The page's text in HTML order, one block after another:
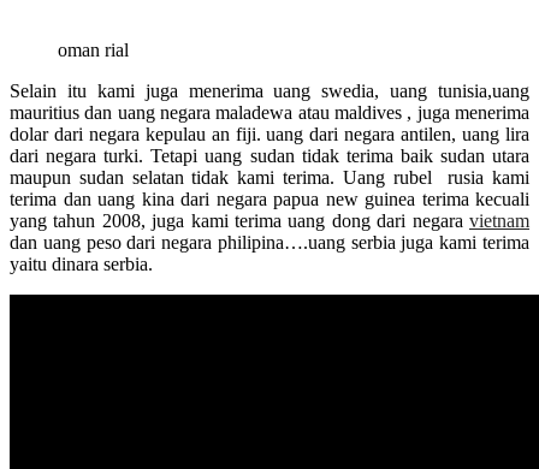
oman rial
Selain itu kami juga menerima uang swedia, uang tunisia,uang
mauritius dan uang negara maladewa atau maldives , juga menerima
dolar dari negara kepulau an fiji. uang dari negara antilen, uang lira
dari negara turki. Tetapi uang sudan tidak terima baik sudan utara
maupun sudan selatan tidak kami terima. Uang rubel rusia kami
terima dan uang kina dari negara papua new guinea terima kecuali
yang tahun 2008, juga kami terima uang dong dari negara vietnam
dan uang peso dari negara philipina….uang serbia juga kami terima
yaitu dinara serbia.